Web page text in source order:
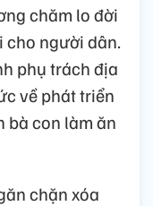
chăm lo đời
cho người dân.
phụ trách địa
về phát triển
bà con làm ăn
chặn xóa